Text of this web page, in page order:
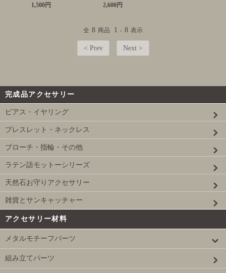
1,500円
2,600円
全 8 商品 1 - 8 表示
< Prev Next >
完成品アクセサリー
ピアス・イヤリング
ブレスレット・ネックレス
ブローチ・指輪・その他
ラテン語モットーシリーズ
天然石お守りアクセサリー
雑貨とサンキャッチャー
アクセサリー材料
メタルモチーフパーツ
組み立てパーツ